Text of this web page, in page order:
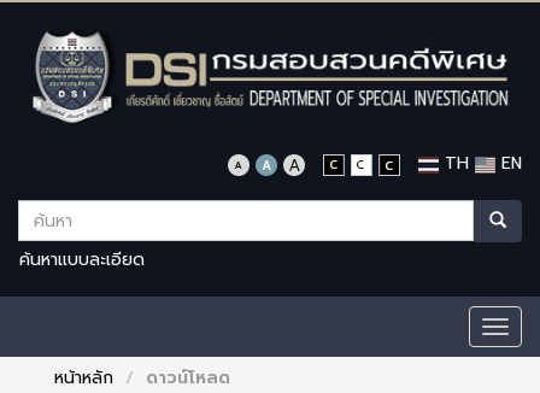
TH EN
ค้นหาแบบละเอียด
หน้าหลัก
ดาวน์โหลด